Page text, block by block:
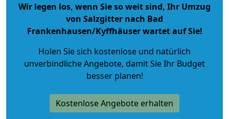
Wir legen los, wenn Sie so weit sind, Ihr Umzug
von Salzgitter nach Bad
Frankenhausen/Kyffhäuser wartet auf Sie!
Holen Sie sich kostenlose und natürlich
unverbindliche Angebote, damit Sie Ihr Budget
besser planen!
Kostenlose Angebote erhalten